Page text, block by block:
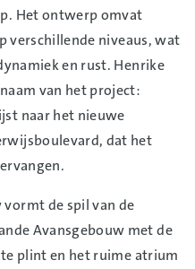
Het ontwerp omvat
verschillende niveaus, wat
en rust. Henrike
van het project:
naar het nieuwe
dat het
de spil van de
Avansgebouw met de
plint en het ruime atrium